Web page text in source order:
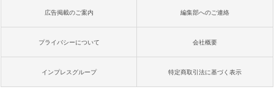
広告掲載のご案内 編集部へのご連絡
プライバシーについて 会社概要
インプレスグループ 特定商取引法に基づく表示